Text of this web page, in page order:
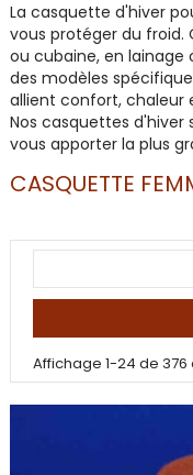
La casquette d'hiver
vous protéger du froid.
ou cubaine, en lainage
des modèles
allient confort, chaleur
Nos casquettes d'hiver
vous apporter la plus
CASQUETTE
Affichage 1-24 de